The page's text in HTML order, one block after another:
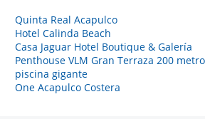
Quinta Real Acapulco
Hotel Calinda Beach
Casa Jaguar Hotel Boutique & Galería
Penthouse VLM Gran Terraza 200
piscina gigante
One Acapulco Costera